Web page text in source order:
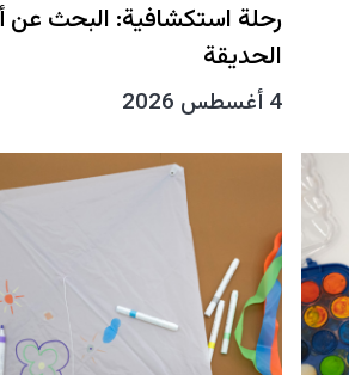
رحلة استكشافية: البحث عن
الحديقة
4 أغسطس 2026